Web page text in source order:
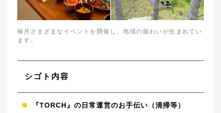
毎月さまざまなイベントを開催し、地域の賑わいが生まれてい
ます。
シゴト内容
『TORCH』の日常運営のお手伝い（清掃等）